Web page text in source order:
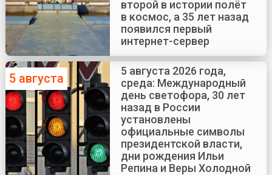
второй в истории полёт
в космос, а 35 лет назад
появился первый
интернет-сервер
5 августа
5 августа 2026 года,
среда: Международный
день светофора, 30 лет
назад в России
установлены
официальные символы
президентской власти,
дни рождения Ильи
Репина и Веры Холодной